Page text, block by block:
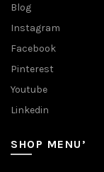
Blog
Instagram
Facebook
Pinterest
Youtube
Linkedin
SHOP MENU’